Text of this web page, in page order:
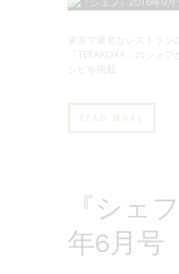
東京で著名なレストラン
「TERAKOYA」のシェ
シピを掲載
『シェ
年6月号